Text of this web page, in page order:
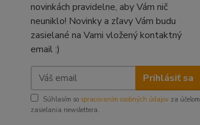
novinkách pravidelne, aby Vám nič
neuniklo! Novinky a zľavy Vám budu
zasielané na Vami vložený kontaktný
email :)
Prihlásiť sa
Súhlasím so spracovaním osobných údajov za účelom
zasielania newslettera.